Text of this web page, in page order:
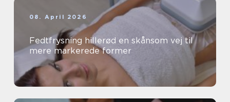
08. April 2026
Fedtfrysning hillerød en skånsom vej til
mere markerede former